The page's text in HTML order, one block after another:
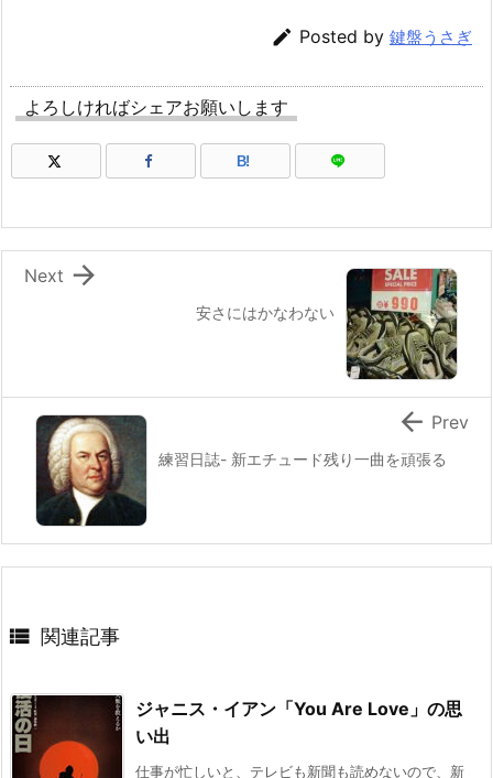
 Posted by 鍵盤うさぎ
よろしければシェアお願いします
B!
安さにはかなわない

Next
練習日誌- 新エチュード残り一曲を頑張る
 Prev
 関連記事
ジャニス・イアン「You Are Love」の思
い出
仕事が忙しいと、テレビも新聞も読めないので、新